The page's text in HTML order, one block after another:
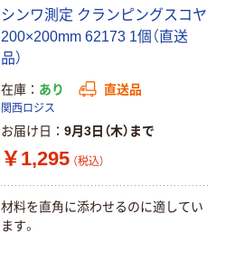
シンワ測定 クランピングスコヤ
200×200mm 62173 1個（直送
品）
在庫 あり 直送品
関西ロジス
お届け日 9月3日（木）まで
￥1,295 （税込）
材料を直角に添わせるのに適してい
ます。